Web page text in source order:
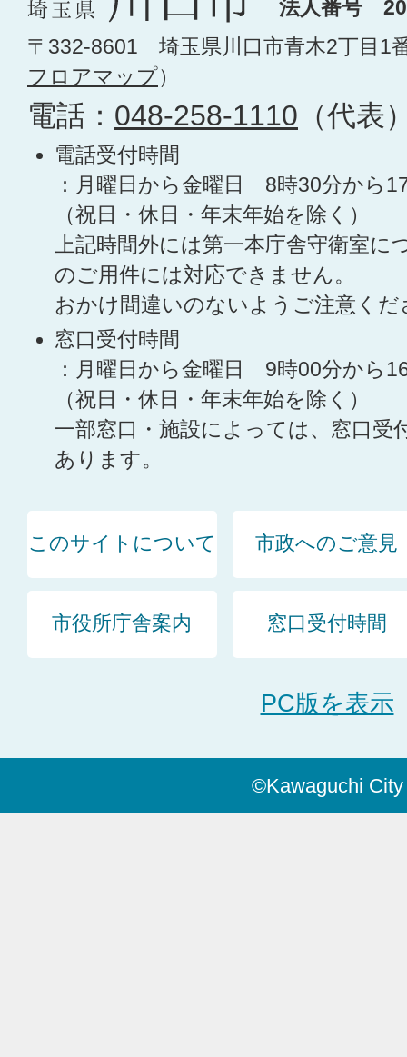
法人番号
〒332-8601 埼玉県川口市青木2丁目1
フロアマップ）
電話： 048-258-1110 （代表
電話受付時間
：月曜日から金曜日 8時30分から
（祝日・休日・年末年始を除く）
上記時間外には第一本庁舎守衛室に
のご用件には対応できません。
おかけ間違いのないようご注意くだ
窓口受付時間
：月曜日から金曜日 9時00分から
（祝日・休日・年末年始を除く）
一部窓口・施設によっては、窓口受
あります。
このサイトについて 市政へのご意見
市役所庁舎案内 窓口受付時間
PC版を表示
©Kawaguchi City